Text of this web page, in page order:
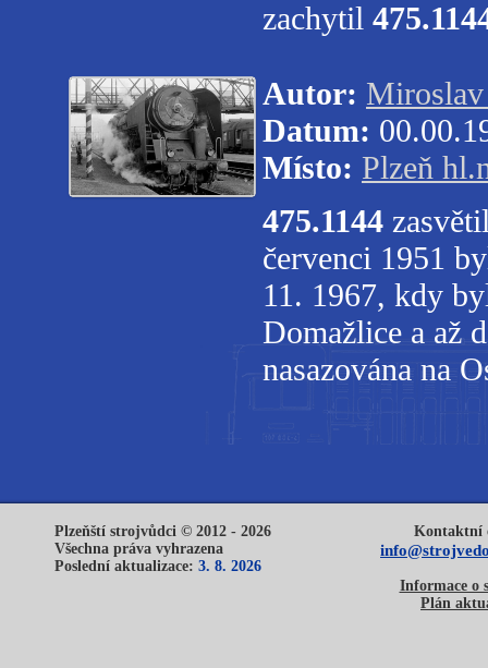
zachytil
Autor:
Datum:
Místo: Plzeň
475.1144
červenci 1951
11. 1967, kdy
Domažlice a až
nasazována na
Plzeňští strojvůdci © 2012 - 2026
Všechna práva vyhrazena
Poslední aktualizace: 3. 8. 2026
Kontaktní
Informace o
Plán